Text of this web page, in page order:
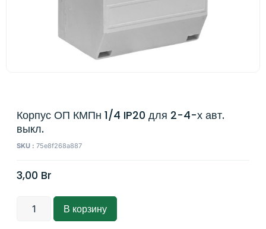
Корпус ОП КМПн 1/4 IP20 для 2-4-х авт.
выкл.
SKU : 75e8f268a887
3,00 Br
В корзину